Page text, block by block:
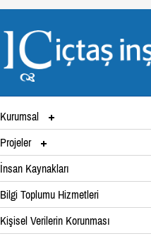
Kurumsal
Projeler
İnsan Kaynakları
Bilgi Toplumu Hizmetleri
Kişisel Verilerin Korunması